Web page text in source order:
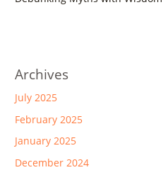
Archives
July 2025
February 2025
January 2025
December 2024